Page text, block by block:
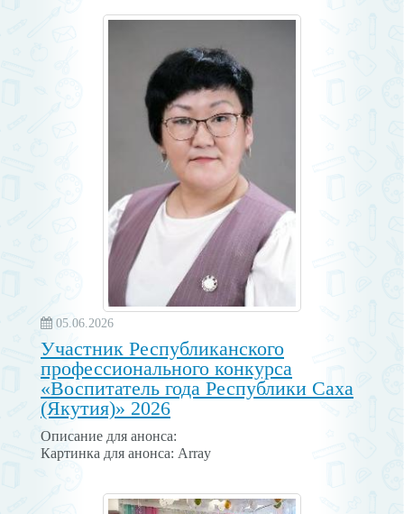
05.06.2026
Участник Республиканского
профессионального конкурса
«Воспитатель года Республики Саха
(Якутия)» 2026
Описание для анонса:
Картинка для анонса: Array